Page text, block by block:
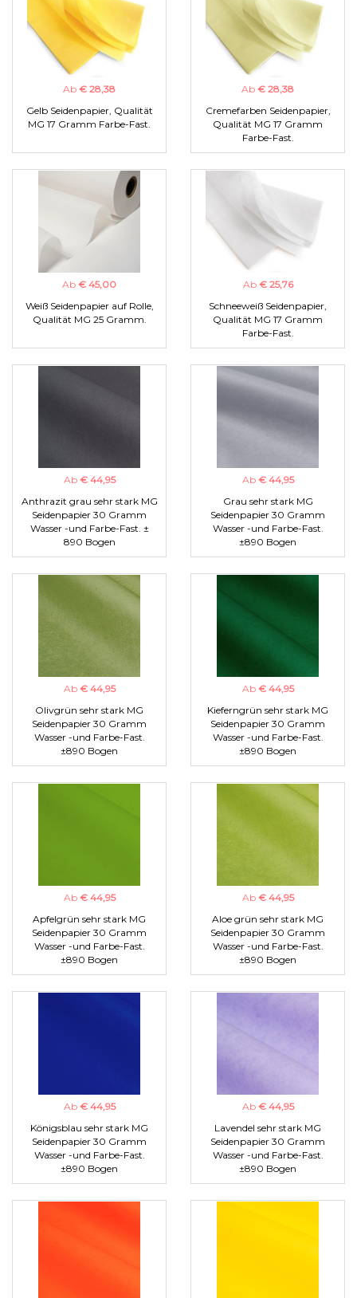
Ab € 28,38
Gelb Seidenpapier, Qualität
MG 17 Gramm Farbe-Fast.
Ab € 28,38
Cremefarben Seidenpapier,
Qualität MG 17 Gramm
Farbe-Fast.
Ab € 45,00
Weiß Seidenpapier auf Rolle,
Qualität MG 25 Gramm.
Ab € 25,76
Schneeweiß Seidenpapier,
Qualität MG 17 Gramm
Farbe-Fast.
Ab € 44,95
Anthrazit grau sehr stark MG
Seidenpapier 30 Gramm
Wasser -und Farbe-Fast. ±
890 Bogen
Ab € 44,95
Grau sehr stark MG
Seidenpapier 30 Gramm
Wasser -und Farbe-Fast.
±890 Bogen
Ab € 44,95
Olivgrün sehr stark MG
Seidenpapier 30 Gramm
Wasser -und Farbe-Fast.
±890 Bogen
Ab € 44,95
Kieferngrün sehr stark MG
Seidenpapier 30 Gramm
Wasser -und Farbe-Fast.
±890 Bogen
Ab € 44,95
Apfelgrün sehr stark MG
Seidenpapier 30 Gramm
Wasser -und Farbe-Fast.
±890 Bogen
Ab € 44,95
Aloe grün sehr stark MG
Seidenpapier 30 Gramm
Wasser -und Farbe-Fast.
±890 Bogen
Ab € 44,95
Königsblau sehr stark MG
Seidenpapier 30 Gramm
Wasser -und Farbe-Fast.
±890 Bogen
Ab € 44,95
Lavendel sehr stark MG
Seidenpapier 30 Gramm
Wasser -und Farbe-Fast.
±890 Bogen